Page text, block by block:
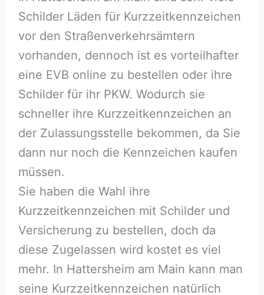
Schilder Läden für Kurzzeitkennzeichen
vor den Straßenverkehrsämtern
vorhanden, dennoch ist es vorteilhafter
eine EVB online zu bestellen oder ihre
Schilder für ihr PKW. Wodurch sie
schneller ihre Kurzzeitkennzeichen an
der Zulassungsstelle bekommen, da Sie
dann nur noch die Kennzeichen kaufen
müssen.
Sie haben die Wahl ihre
Kurzzeitkennzeichen mit Schilder und
Versicherung zu bestellen, doch da
diese Zugelassen wird kostet es viel
mehr. In Hattersheim am Main kann man
seine Kurzzeitkennzeichen natürlich